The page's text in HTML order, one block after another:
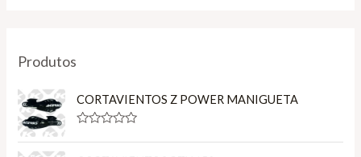
Produtos
CORTAVIENTOS Z POWER MANIGUETA
a